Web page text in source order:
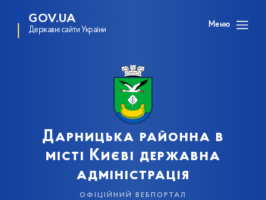
GOV.UA
Державні сайти України
Меню
Дарницька районна в
місті Києві державна
адміністрація
офіційний вебпортал